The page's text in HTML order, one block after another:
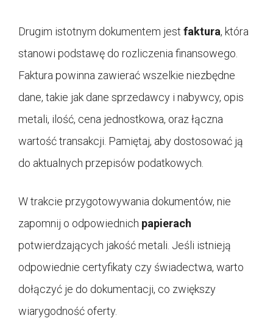
Drugim istotnym dokumentem jest faktura, która
stanowi podstawę do rozliczenia finansowego.
Faktura powinna zawierać wszelkie niezbędne
dane, takie jak dane sprzedawcy i nabywcy, opis
metali, ilość, cena jednostkowa, oraz łączna
wartość transakcji. Pamiętaj, aby dostosować ją
do aktualnych przepisów podatkowych.
W trakcie przygotowywania dokumentów, nie
zapomnij o odpowiednich papierach
potwierdzających jakość metali. Jeśli istnieją
odpowiednie certyfikaty czy świadectwa, warto
dołączyć je do dokumentacji, co zwiększy
wiarygodność oferty.